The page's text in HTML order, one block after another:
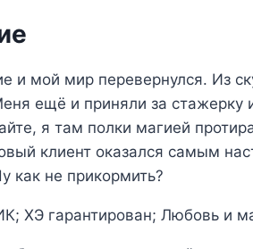
и мой мир перевернулся. Из
ещё и приняли за стажерку
я там полки магией
клиент оказался самым
как не прикормить?
ХЭ гарантирован; Любовь и